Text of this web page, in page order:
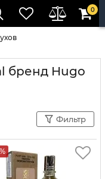
0
бренд Hugo
Фильтр